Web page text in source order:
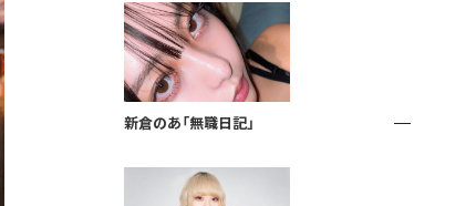
新倉のあ「無職日記」